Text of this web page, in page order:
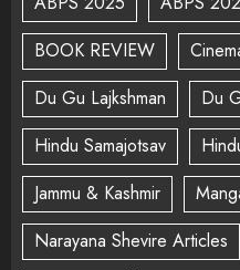
BOOK REVIEW
Du Gu Lajkshman
Du
Hindu Samajotsav
Jammu & Kashmir
Narayana Shevire Articles